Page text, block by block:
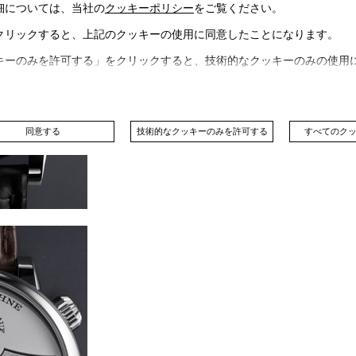
については、当社のクッキーポリシーをご覧ください。
ックすると、上記のクッキーの使用に同意したことになります。
ーのみを許可する」をクリックすると、技術的なクッキーのみの使用
同意する 技術的なクッキーのみを許可する すべてのク